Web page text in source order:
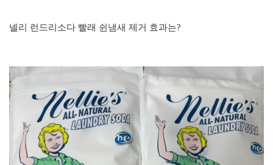
넬리 런드리소다 빨래 쉰냄새 제거 효과는?